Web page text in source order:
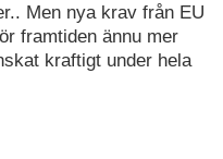
Men nya krav från EU
framtiden ännu mer
kraftigt under hela